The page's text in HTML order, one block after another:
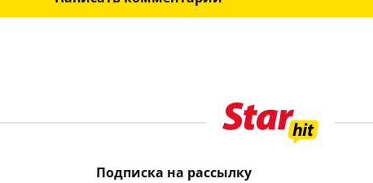
Подписка на рассылку